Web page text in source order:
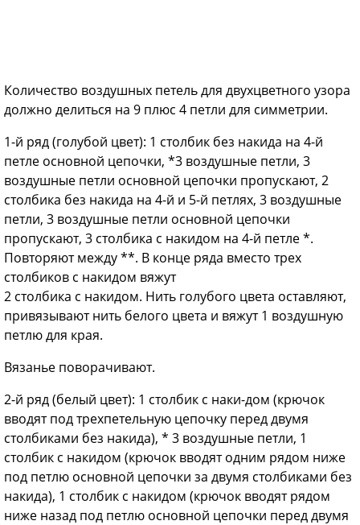
Количество воздушных петель для двухцветного узора
должно делиться на 9 плюс 4 петли для симметрии.
1-й ряд (голубой цвет): 1 столбик без накида на 4-й
петле основной цепочки, *3 воздушные петли, 3
воздушные петли основной цепочки пропускают, 2
столбика без накида на 4-й и 5-й петлях, 3 воздушные
петли, 3 воздушные петли основной цепочки
пропускают, 3 столбика с накидом на 4-й петле *.
Повторяют между **. В конце ряда вместо трех
столбиков с накидом вяжут
2 столбика с накидом. Нить голубого цвета оставляют,
привязывают нить белого цвета и вяжут 1 воздушную
петлю для края.
Вязанье поворачивают.
2-й ряд (белый цвет): 1 столбик с наки-дом (крючок
вводят под трехпетельную цепочку перед двумя
столбиками без накида), * 3 воздушные петли, 1
столбик с накидом (крючок вводят одним рядом ниже
под петлю основной цепочки за двумя столбиками без
накида), 1 столбик с накидом (крючок вводят рядом
ниже назад под петлю основной цепочки перед двумя